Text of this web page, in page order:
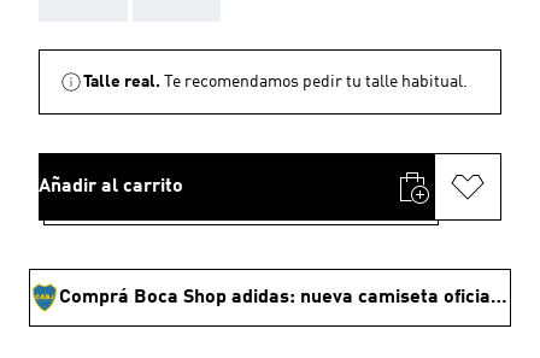
Talle real. Te recomendamos pedir tu talle habitual.
Añadir al carrito
Comprá Boca Shop adidas: nueva camiseta oficial y ropa